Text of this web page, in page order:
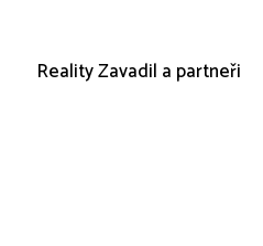
Reality Zavadil a partneři